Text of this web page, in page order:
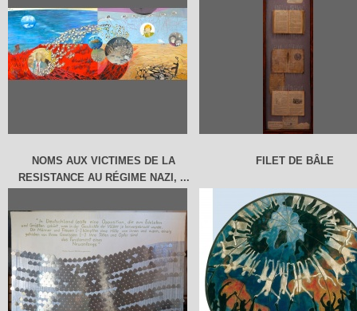
NOMS AUX VICTIMES DE LA
RESISTANCE AU RÉGIME NAZI, ...
FILET DE BÂLE